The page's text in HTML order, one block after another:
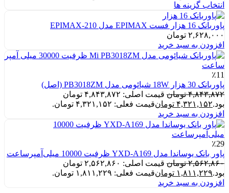
انتخاب گزینه ها
پاوربانک 16 هزار فست EPIMAX مدل EPIMAX-210
۲,۶۲۸,۰۰۰ تومان
افزودن به سبد خرید
٪11
پاوربانک 30 هزار 18W شیائومی مدل PB3018ZM (اصل)
۴,۸۴۳,۸۷۲ تومان
قیمت اصلی: ۴,۸۴۳,۸۷۲ تومان
بود.۴,۳۲۱,۱۵۲ تومانقیمت فعلی: ۴,۳۲۱,۱۵۲ تومان.
افزودن به سبد خرید
٪29
پاور بانک یوساندا مدل YXD-A169 ظرفیت 10000 میلی‌آمپرساعت
۲,۵۶۲,۸۶۰ تومان
قیمت اصلی: ۲,۵۶۲,۸۶۰ تومان
بود.۱,۸۱۱,۲۲۹ تومانقیمت فعلی: ۱,۸۱۱,۲۲۹ تومان.
افزودن به سبد خرید